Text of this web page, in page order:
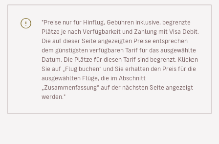
"Preise nur für Hinflug, Gebühren inklusive, begrenzte
Plätze je nach Verfügbarkeit und Zahlung mit Visa Debit.
Die auf dieser Seite angezeigten Preise entsprechen
dem günstigsten verfügbaren Tarif für das ausgewählte
Datum. Die Plätze für diesen Tarif sind begrenzt. Klicken
Sie auf „Flug buchen“ und Sie erhalten den Preis für die
ausgewählten Flüge, die im Abschnitt
„Zusammenfassung“ auf der nächsten Seite angezeigt
werden."